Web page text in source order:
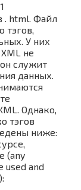
. html. Файл
тэгов,
У них
не
служит
данных.
Однако,
тэгов
ниже:
(any
used and